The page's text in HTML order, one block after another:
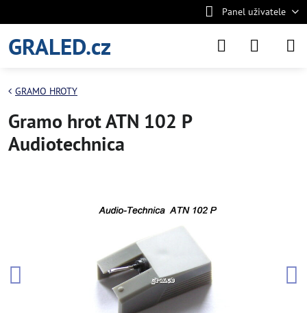
Panel uživatele
GRALED.cz
GRAMO HROTY
Gramo hrot ATN 102 P
Audiotechnica